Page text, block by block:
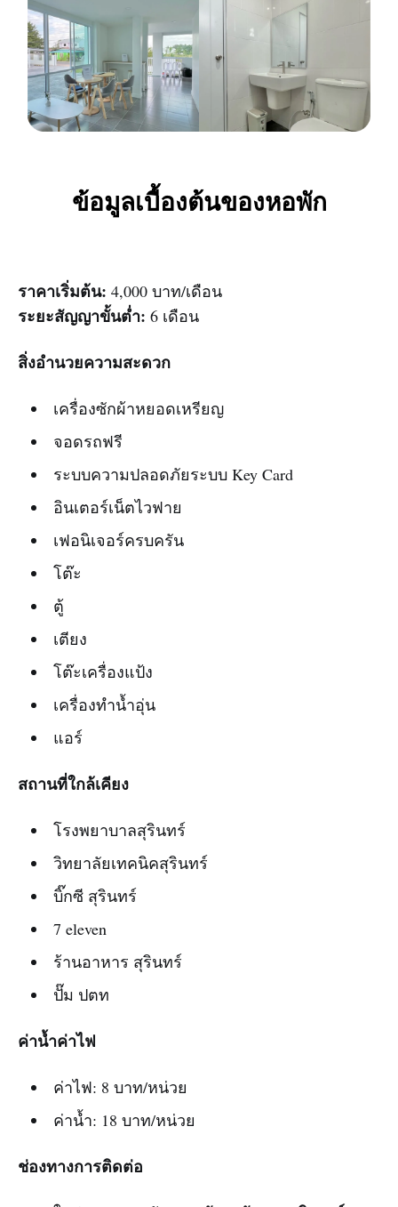
ข้อมูลเบื้องต้นของหอพัก
ราคาเริ่มต้น: 4,000 บาท/เดือน
ระยะสัญญาขั้นต่ำ: 6 เดือน
สิ่งอำนวยความสะดวก
เครื่องซักผ้าหยอดเหรียญ
จอดรถฟรี
ระบบความปลอดภัยระบบ Key Card
อินเตอร์เน็ตไวฟาย
เฟอนิเจอร์ครบครัน
โต๊ะ
ตู้
เตียง
โต๊ะเครื่องแป้ง
เครื่องทำน้ำอุ่น
แอร์
สถานที่ใกล้เคียง
โรงพยาบาลสุรินทร์
วิทยาลัยเทคนิคสุรินทร์
บิ๊กซี สุรินทร์
7 eleven
ร้านอาหาร สุรินทร์
ปั๊ม ปตท
ค่าน้ำค่าไฟ
ค่าไฟ: 8 บาท/หน่วย
ค่าน้ำ: 18 บาท/หน่วย
ช่องทางการติดต่อ